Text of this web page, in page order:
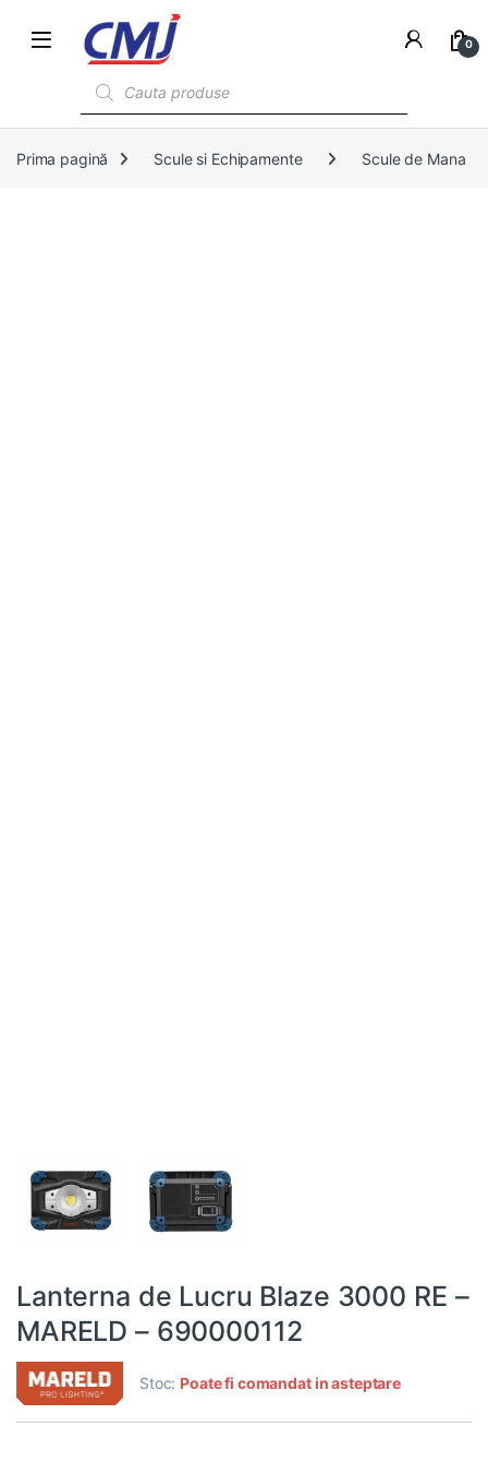
0
Prima pagină Scule si Echipamente Scule de Mana
Lanterna de Lucru Blaze 3000 RE –
MARELD – 690000112
Stoc: Poate fi comandat in asteptare